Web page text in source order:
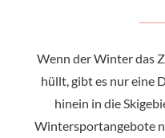
Wenn der Winter das
hüllt, gibt es nur eine
hinein in die
Wintersportangebote